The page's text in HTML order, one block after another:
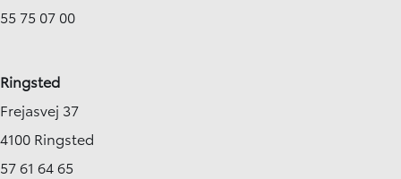
55 75 07 00
Ringsted
Frejasvej 37
4100 Ringsted
57 61 64 65